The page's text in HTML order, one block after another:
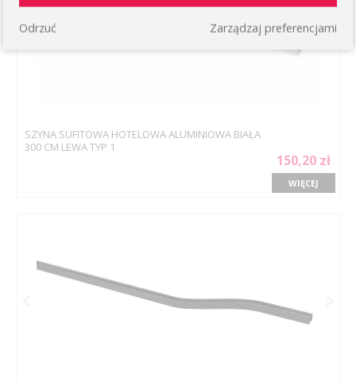
SZYNA SUFITOWA HOTELOWA ALUMINIOWA BIAŁA
300 CM LEWA TYP 1
150,20 zł
WIĘCEJ
Zarządzaj preferencjami
Odrzuć